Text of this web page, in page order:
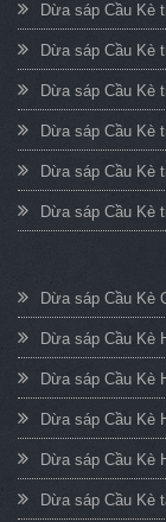
Dừa sáp Cầu Kè
Dừa sáp Cầu Kè
Dừa sáp Cầu Kè
Dừa sáp Cầu Kè
Dừa sáp Cầu Kè
Dừa sáp Cầu Kè
Dừa sáp Cầu Kè
Dừa sáp Cầu Kè
Dừa sáp Cầu Kè
Dừa sáp Cầu Kè
Dừa sáp Cầu Kè
Dừa sáp Cầu Kè